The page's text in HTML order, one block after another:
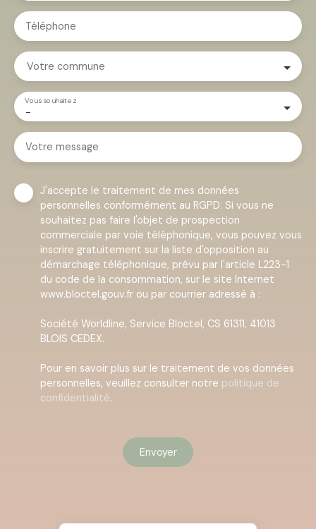
Téléphone
Votre commune
-
Vous souhaitez
Votre message
J'accepte le traitement de mes données
personnelles conformément au RGPD. Si vous ne
souhaitez pas faire l'objet de prospection
commerciale par voie téléphonique, vous pouvez vous
inscrire gratuitement sur la liste d'opposition au
démarchage téléphonique, prévu par l'article L223-1
du code de la consommation, sur le site Internet
www.bloctel.gouv.fr ou par courrier adressé à :
Société Worldline, Service Bloctel, CS 61311, 41013
BLOIS CEDEX.
Pour en savoir plus sur le traitement de vos données
personnelles, veuillez consulter notre politique de
confidentialité.
Envoyer